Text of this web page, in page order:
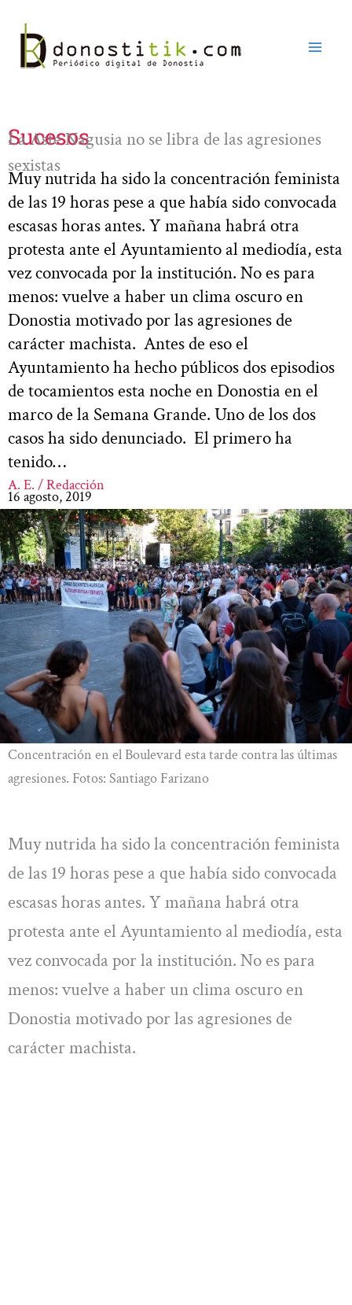
contenido
Sucesos
La Aste Nagusia no se libra de las agresiones
sexistas
Muy nutrida ha sido la concentración feminista
de las 19 horas pese a que había sido convocada
escasas horas antes. Y mañana habrá otra
protesta ante el Ayuntamiento al mediodía, esta
vez convocada por la institución. No es para
menos: vuelve a haber un clima oscuro en
Donostia motivado por las agresiones de
carácter machista. Antes de eso el
Ayuntamiento ha hecho públicos dos episodios
de tocamientos esta noche en Donostia en el
marco de la Semana Grande. Uno de los dos
casos ha sido denunciado. El primero ha
tenido…
A. E. / Redacción
16 agosto, 2019
Concentración en el Boulevard esta tarde contra las últimas
agresiones. Fotos: Santiago Farizano
Muy nutrida ha sido la concentración feminista
de las 19 horas pese a que había sido convocada
escasas horas antes. Y mañana habrá otra
protesta ante el Ayuntamiento al mediodía, esta
vez convocada por la institución. No es para
menos: vuelve a haber un clima oscuro en
Donostia motivado por las agresiones de
carácter machista.